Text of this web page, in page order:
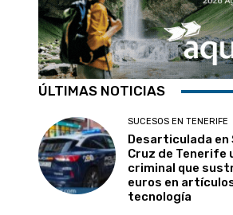
ÚLTIMAS NOTICIAS
SUCESOS EN TENERIFE
Desarticulada en
Cruz de Tenerife
criminal que
euros en
tecnología